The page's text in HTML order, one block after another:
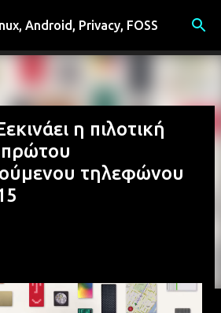
στο κύριο περιεχόμενο
Android, Privacy, FOSS
η πιλοτική
πρώτου
τηλεφώνου